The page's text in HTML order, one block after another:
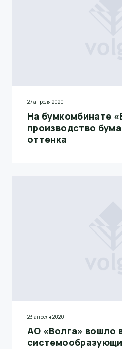
27 апреля 2020
На бумкомбинате
производство
оттенка
23 апреля 2020
АО «Волга» вошло